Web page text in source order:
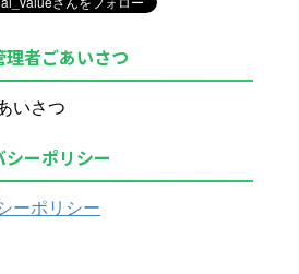
理者ごあいさつ
いさつ
シーポリシー
ーポリシー